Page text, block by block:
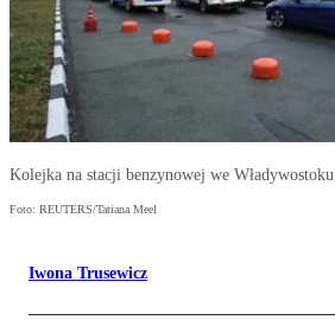
Kolejka na stacji benzynowej we Władywostoku
Foto: REUTERS/Tatiana Meel
Iwona Trusewicz